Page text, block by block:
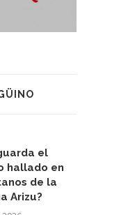
el
hallado en
de la
Arizu?